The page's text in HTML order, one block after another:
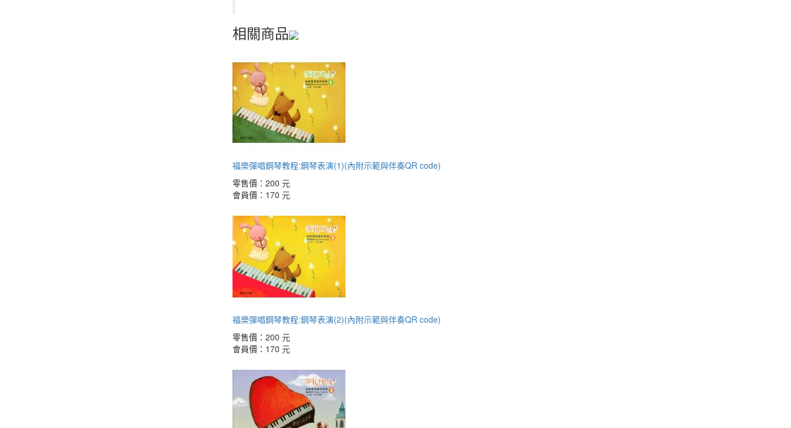
相關商品
福樂彈唱鋼琴教程:鋼琴表演(1)(內附示範與伴奏QR code)
零售價： 200 元
會員價： 170 元
福樂彈唱鋼琴教程:鋼琴表演(2)(內附示範與伴奏QR code)
零售價： 200 元
會員價： 170 元